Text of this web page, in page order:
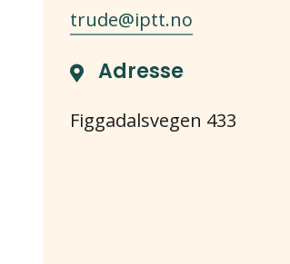
trude@iptt.no
Adresse
Figgadalsvegen 433